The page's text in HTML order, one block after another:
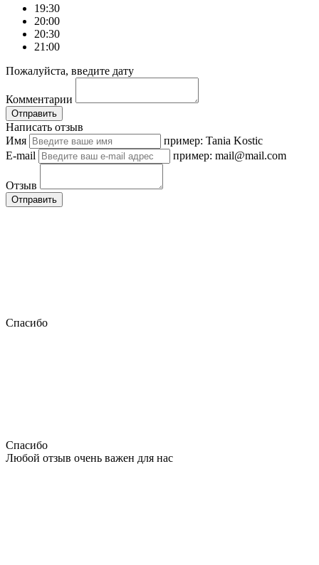
19:30
20:00
20:30
21:00
Пожалуйста, введите дату
Комментарии
Отправить
Написать отзыв
Имя
пример: Tania Kostic
E-mail
пример: mail@mail.com
Отзыв
Отправить
Спасибо
Спасибо
Любой отзыв очень важен для нас